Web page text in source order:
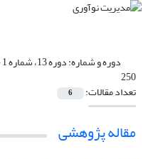
دوره و شماره:
250
تعداد مقالات: 6
مقاله پژوهشی